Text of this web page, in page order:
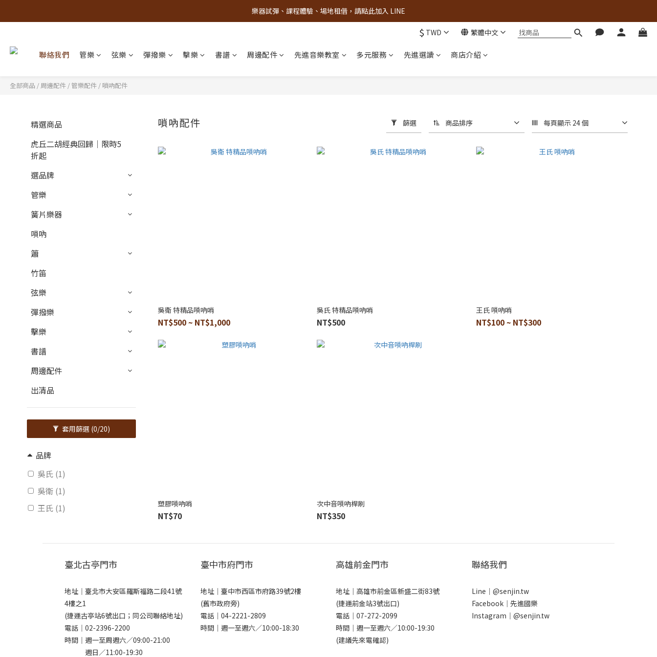
古亭門市 + 先進音樂教室週末假日皆有營業
樂器試彈、課程體驗、場地租借，請點此加入 LINE
$ TWD 繁體中文
聯絡我們 管樂 弦樂 彈撥樂 擊樂 書譜 周邊配件 先進音樂教室 多元服務 先進選讀 商店介紹
全部商品 / 周邊配件 /管樂配件 / 嗩吶配件
精選商品
虎丘二胡經典回歸｜限時5
折起
選品牌
管樂
簧片樂器
嗩吶
簫
竹笛
弦樂
彈撥樂
擊樂
書譜
周邊配件
出清品
套用篩選 (0/20)
品牌
吳氏 (1)
吳衛 (1)
王氏 (1)
嗩吶配件 篩選 商品排序 每頁顯示 24 個
吳衛 特精品嗩吶哨
NT$500 ~ NT$1,000
吳氏 特精品嗩吶哨
NT$500
王氏 嗩吶哨
NT$100 ~ NT$300
塑膠嗩吶哨
NT$70
次中音嗩吶桿刷
NT$350
臺北古亭門市
地址｜ 臺北市大安區羅斯福路二段41號
4樓之1
(捷運古亭站6號出口；同公司聯絡地址)
電話｜ 02-2396-2200
時間｜週一至周週六／09:00-21:00
週日／11:00-19:30
臺中市府門市
地址｜ 臺中市西區市府路39號2樓
(舊市政府旁)
電話｜ 04-2221-2809
時間｜週一至週六／10:00-18:30
高雄前金門市
地址｜ 高雄市前金區新盛二街83號
(捷運前金站3號出口)
電話｜ 07-272-2099
時間｜週一至週六／10:00-19:30
(建議先來電確認)
聯絡我們
Line｜ @senjin.tw
Facebook｜ 先進國樂
Instagram｜ @senjin.tw